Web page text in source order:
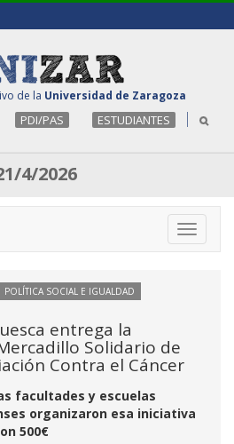
de la Universidad de Zaragoza
PDI/PAS ESTUDIANTES
4/2026
Toggle
POLÍTICA SOCIAL E IGUALDAD
entrega la
Solidario de
Contra el Cáncer
facultades y escuelas
organizaron esa iniciativa
500€